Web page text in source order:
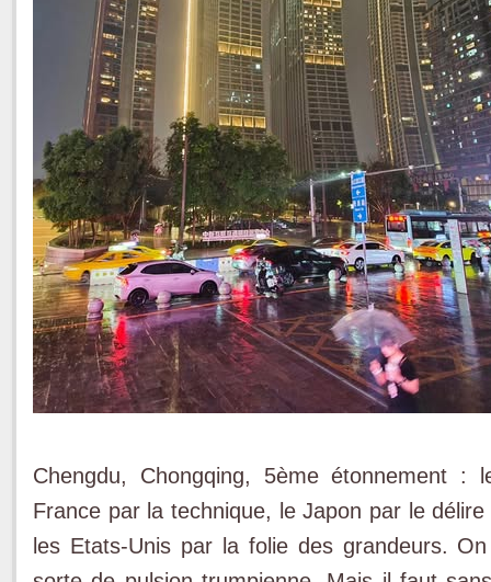
Chengdu, Chongqing, 5ème étonnement
France par la technique, le Japon par le
les Etats-Unis par la folie des grandeurs.